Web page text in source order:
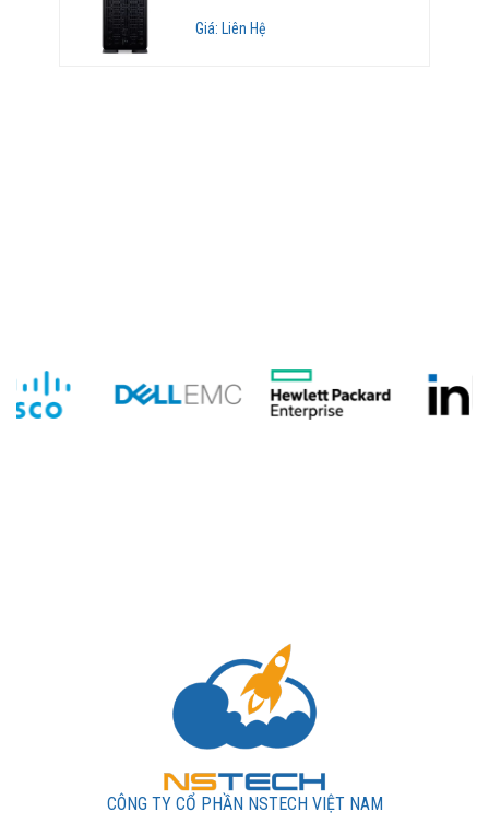
Giá: Liên Hệ
CÔNG TY CỔ PHẦN NSTECH VIỆT NAM